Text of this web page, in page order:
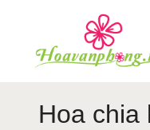
Hoa chia